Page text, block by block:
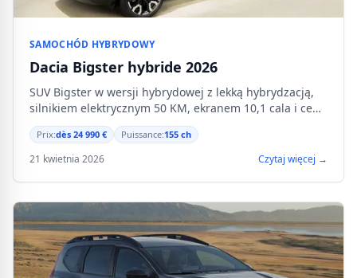
SAMOCHÓD HYBRYDOWY
Dacia Bigster hybride 2026
SUV Bigster w wersji hybrydowej z lekką hybrydzacją,
silnikiem elektrycznym 50 KM, ekranem 10,1 cala i ceną
od 24 990 €.
Prix:dès 24 990 € Puissance:155 ch
21 kwietnia 2026 Czytaj więcej →